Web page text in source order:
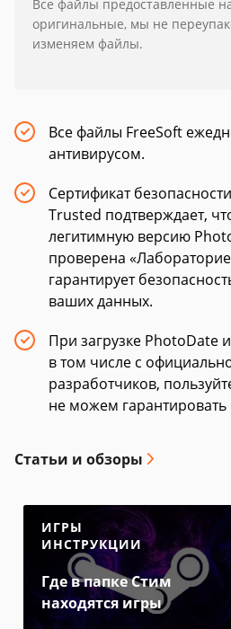
Все файлы предоставленные
оригинальные, мы не
изменяем файлы.
Все файлы FreeSoft
антивирусом.
Сертификат
Trusted подтверждает,
легитимную версию
проверена
гарантирует
ваших данных.
При загрузке PhotoDate
в том числе с
разработчиков,
не можем гарантировать
Статьи и обзоры
ИГРЫ
ИНСТРУКЦИИ
Где в папке Стим
находятся игры